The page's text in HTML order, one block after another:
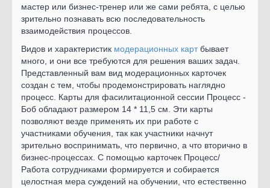
мастер или бизнес-тренер или же сами ребята, с целью
зрительно познавать всю последовательность
взаимодействия процессов.
Видов и характеристик модерационных картбывает
много, и они все требуются для решения ваших задач.
Представленный вам вид модерационных карточек
создан с тем, чтобы продемонстрировать наглядно
процесс. Карты для фасилитационной сессии Процесс -
Боб обладают размером 14 * 11,5 см. Эти карты
позволяют везде применять их при работе с
участниками обучения, так как участники начнут
зрительно воспринимать, что первично, а что вторично в
бизнес-процессах. С помощью карточек Процесс/
Работа сотрудниками формируется и собирается
целостная мера суждений на обучении, что естественно